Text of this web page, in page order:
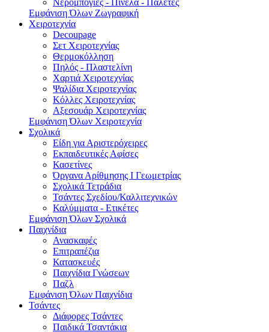
Νερομπογιές - Πινέλα - Παλέτες
Εμφάνιση Όλων Ζωγραφική
Χειροτεχνία
Decoupage
Σετ Χειροτεχνίας
Θερμοκόλληση
Πηλός - Πλαστελίνη
Χαρτιά Χειροτεχνίας
Ψαλίδια Χειροτεχνίας
Κόλλες Χειροτεχνίας
Αξεσουάρ Χειροτεχνίας
Εμφάνιση Όλων Χειροτεχνία
Σχολικά
Είδη για Αριστερόχειρες
Εκπαιδευτικές Αφίσες
Κασετίνες
Όργανα Αρίθμησης Ι Γεωμετρίας
Σχολικά Τετράδια
Τσάντες Σχεδίου/Καλλιτεχνικών
Καλύμματα - Ετικέτες
Εμφάνιση Όλων Σχολικά
Παιχνίδια
Ανασκαφές
Επιτραπέζια
Κατασκευές
Παιχνίδια Γνώσεων
Παζλ
Εμφάνιση Όλων Παιχνίδια
Τσάντες
Διάφορες Τσάντες
Παιδικά Τσαντάκια